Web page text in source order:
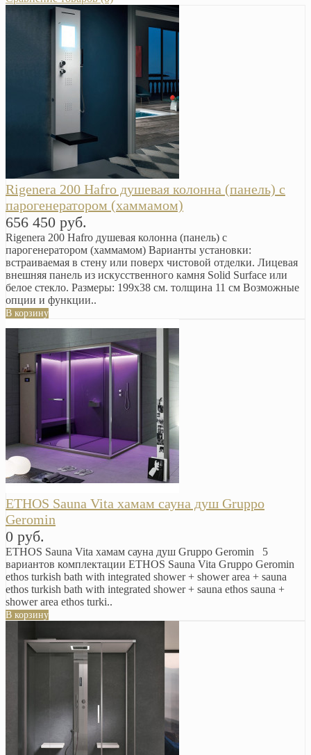
Rigenera 200 Hafro душевая колонна (панель) с
парогенератором (хаммамом)
656 450 руб.
Rigenera 200 Hafro душевая колонна (панель) с
парогенератором (хаммамом) Варианты установки:
встраиваемая в стену или поверх чистовой отделки. Лицевая
внешняя панель из искусственного камня Solid Surface или
белое стекло. Размеры: 199х38 см. толщина 11 см Возможные
опции и функции..
В корзину
ETHOS Sauna Vita хамам сауна душ Gruppo
Geromin
0 руб.
ETHOS Sauna Vita хамам сауна душ Gruppo Geromin 5
вариантов комплектации ETHOS Sauna Vita Gruppo Geromin
ethos turkish bath with integrated shower + shower area + sauna
ethos turkish bath with integrated shower + sauna ethos sauna +
shower area ethos turki..
В корзину